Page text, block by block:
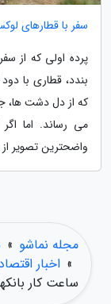
سفر با قطارهای
بندد، قطاری با
که از دل دشت ها،
می رساند. اما
واضحترین تصویر از
مجله نماشو »
» اخبار
ساعت کار